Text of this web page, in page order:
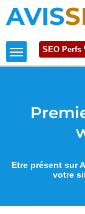
AVIS
SEO Perfs
Etre présent sur
votre